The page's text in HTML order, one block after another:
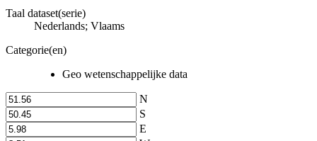
Taal dataset(serie)
Nederlands; Vlaams
Categorie(en)
Geo wetenschappelijke data
N
S
E